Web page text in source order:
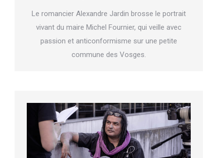
Le romancier Alexandre Jardin brosse le portrait
vivant du maire Michel Fournier, qui veille avec
passion et anticonformisme sur une petite
commune des Vosges.